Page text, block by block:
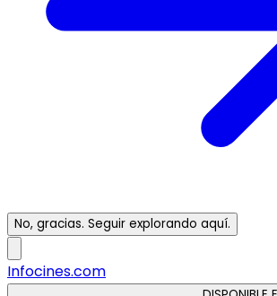
No, gracias. Seguir explorando aquí.
Infocines.com